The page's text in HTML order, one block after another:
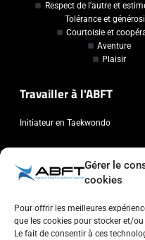
Gérer le
cookies
Pour offrir les meilleures
que les cookies pour stocker et/
Le fait de consentir à ces
Respect de l'autre et
Tolérance et
Courtoisie et
Aventure
Plaisir
Travailler à l'ABFT
Initiateur en Taekwondo
Association Belge
Chaussée de Wavre, 2057 -
info@abft.be